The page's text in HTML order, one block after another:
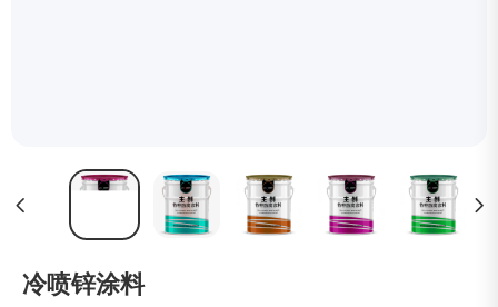
冷喷锌涂料